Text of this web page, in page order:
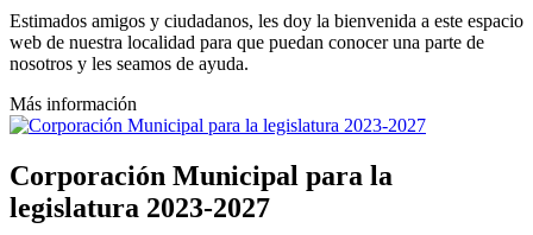
Estimados amigos y ciudadanos, les doy la bienvenida a este espacio
web de nuestra localidad para que puedan conocer una parte de
nosotros y les seamos de ayuda.
Más información
Corporación Municipal para la
legislatura 2023-2027